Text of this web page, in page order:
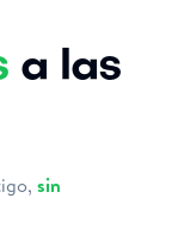
a las
sin